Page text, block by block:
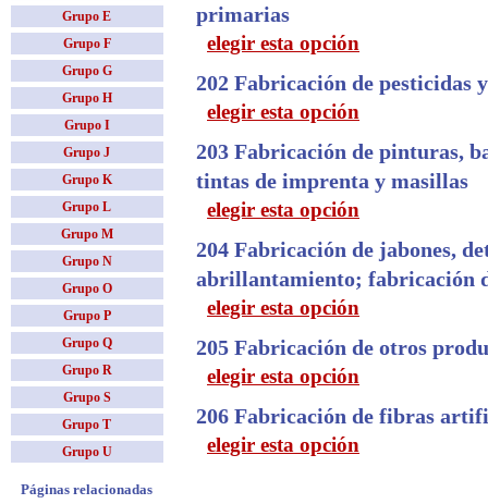
primarias
elegir esta opción
202 Fabricación de pesticidas
elegir esta opción
203 Fabricación de pinturas,
tintas de imprenta y masillas
elegir esta opción
204 Fabricación de jabones,
abrillantamiento; fabricación
elegir esta opción
205 Fabricación de otros
elegir esta opción
206 Fabricación de fibras
elegir esta opción
Grupo E
Grupo F
Grupo G
Grupo H
Grupo I
Grupo J
Grupo K
Grupo L
Grupo M
Grupo N
Grupo O
Grupo P
Grupo Q
Grupo R
Grupo S
Grupo T
Grupo U
Páginas relacionadas